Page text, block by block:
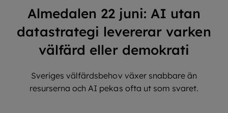
Almedalen 22 juni: AI utan
datastrategi levererar varken
välfärd eller demokrati
Sveriges välfärdsbehov växer snabbare än
resurserna och AI pekas ofta ut som svaret.